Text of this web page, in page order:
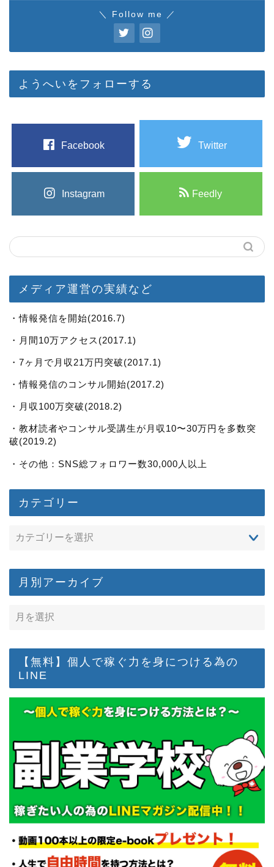
＼ Follow me ／
ようへいをフォローする
Facebook Twitter
Instagram Feedly
メディア運営の実績など
・情報発信を開始(2016.7)
・月間10万アクセス(2017.1)
・7ヶ月で月収21万円突破(2017.1)
・情報発信のコンサル開始(2017.2)
・月収100万突破(2018.2)
・教材読者やコンサル受講生が月収10〜30万円を多数突
破(2019.2)
・その他：SNS総フォロワー数30,000人以上
カテゴリー
月別アーカイブ
【無料】個人で稼ぐ力を身につける為の
LINE